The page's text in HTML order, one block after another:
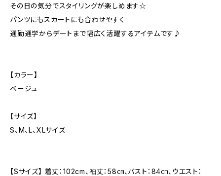
その日の気分でスタイリングが楽しめます☆
パンツにもスカートにも合わせやすく
通勤通学からデートまで幅広く活躍するアイテムです♪
【カラー】
ベージュ
【サイズ】
S、M、L、XLサイズ
【Sサイズ】 着丈：102cm、袖丈：58㎝、バスト：84㎝、ウエスト：